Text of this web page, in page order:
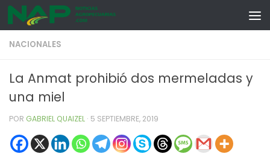
Skip to content
NACIONALES
La Anmat prohibió dos mermeladas y
una miel
POR GABRIEL QUAIZEL · 5 SEPTIEMBRE, 2019